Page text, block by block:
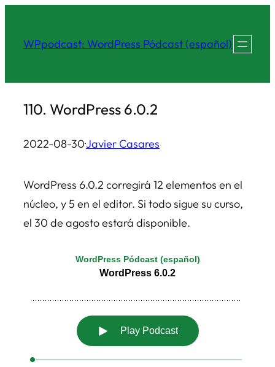
contenido
WPpodcast: WordPress Pódcast (español)
110. WordPress 6.0.2
2022-08-30·Javier Casares
WordPress 6.0.2 corregirá 12 elementos en el
núcleo, y 5 en el editor. Si todo sigue su curso,
el 30 de agosto estará disponible.